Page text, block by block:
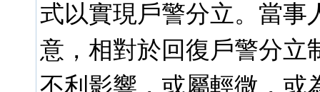
式以實現戶警分立。當事
意，相對於回復戶警分立
不利影響，或屬輕微，或